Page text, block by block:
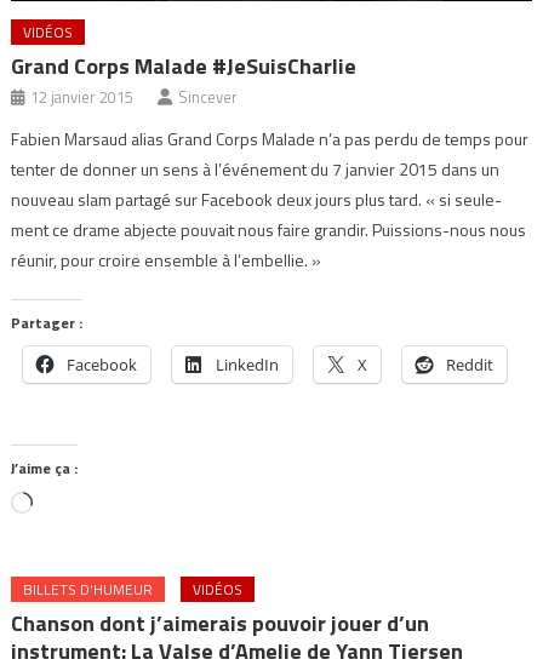
VIDÉOS
Grand Corps Malade #JeSuisCharlie
12 janvier 2015 Sincever
Fabien Marsaud alias Grand Corps Malade n’a pas perdu de temps pour
tenter de donner un sens à l’événement du 7 janvier 2015 dans un
nouveau slam partagé sur Facebook deux jours plus tard. « si seule­
ment ce drame abjecte pouvait nous faire gran­dir. Puis­sions-nous nous
réunir, pour croire ensemble à l’embel­lie. »
Partager :
Facebook LinkedIn X Reddit
J’aime ça :
Chargement…
BILLETS D'HUMEUR VIDÉOS
Chanson dont j’aimerais pouvoir jouer d’un
instrument: La Valse d’Amelie de Yann Tiersen